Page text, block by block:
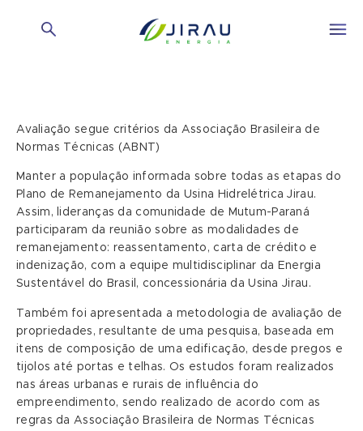
Avaliação segue critérios da Associação Brasileira de
Normas Técnicas (ABNT)
Manter a população informada sobre todas as etapas do
Plano de Remanejamento da Usina Hidrelétrica Jirau.
Assim, lideranças da comunidade de Mutum-Paraná
participaram da reunião sobre as modalidades de
remanejamento: reassentamento, carta de crédito e
indenização, com a equipe multidisciplinar da Energia
Sustentável do Brasil, concessionária da Usina Jirau.
Também foi apresentada a metodologia de avaliação de
propriedades, resultante de uma pesquisa, baseada em
itens de composição de uma edificação, desde pregos e
tijolos até portas e telhas. Os estudos foram realizados
nas áreas urbanas e rurais de influência do
empreendimento, sendo realizado de acordo com as
regras da Associação Brasileira de Normas Técnicas